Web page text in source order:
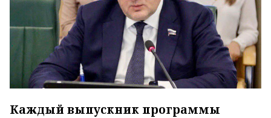
Каждый выпускник программы